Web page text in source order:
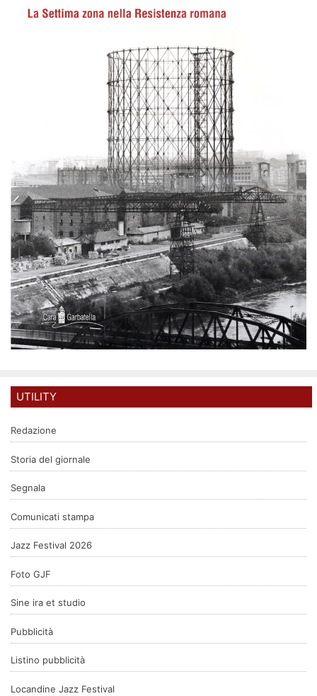
UTILITY
Redazione
Storia del giornale
Segnala
Comunicati stampa
Jazz Festival 2026
Foto GJF
Sine ira et studio
Pubblicità
Listino pubblicità
Locandine Jazz Festival